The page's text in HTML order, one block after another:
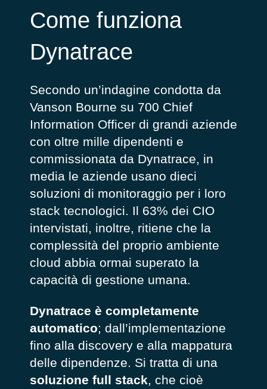
Come funziona
Dynatrace
Secondo un’indagine condotta da
Vanson Bourne su 700 Chief
Information Officer di grandi aziende
con oltre mille dipendenti e
commissionata da Dynatrace, in
media le aziende usano dieci
soluzioni di monitoraggio per i loro
stack tecnologici. Il 63% dei CIO
intervistati, inoltre, ritiene che la
complessità del proprio ambiente
cloud abbia ormai superato la
capacità di gestione umana.
Dynatrace è completamente
automatico; dall’implementazione
fino alla discovery e alla mappatura
delle dipendenze. Si tratta di una
soluzione full stack, che cioè